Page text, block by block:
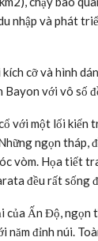
nhập và phát
cỡ và hình
với vô số
với một lối kiến
ngọn tháp,
vòm. Họa tiết
đều rất sống
của Ấn Độ,
đỉnh núi.